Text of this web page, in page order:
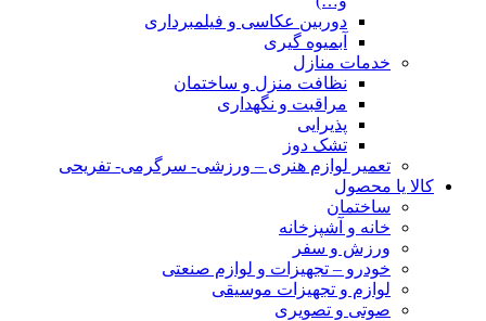
دوربین عکاسی و فیلمبرداری
آبمیوه گیری
خدمات منازل
نظافت منزل و ساختمان
مراقبت و نگهداری
پذیرایی
تشک دوز
تعمیر لوازم هنری – ورزشی- سرگرمی- تفریحی
کالا یا محصول
ساختمان
خانه و آشپزخانه
ورزش و سفر
خودرو – تجهیزات و لوازم صنعتی
لوازم و تجهیزات موسیقی
صوتی و تصویری